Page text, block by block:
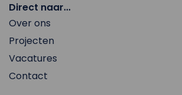
Direct naar...
Over ons
Projecten
Vacatures
Contact